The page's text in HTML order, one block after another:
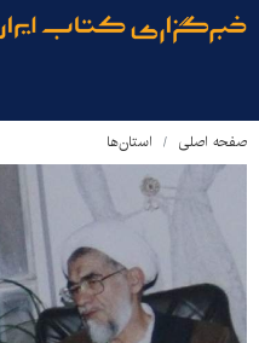
صفحه اصلی استان‌ها